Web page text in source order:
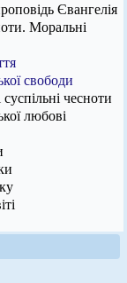
Євангелія
Моральні
свободи
чесноти
любові